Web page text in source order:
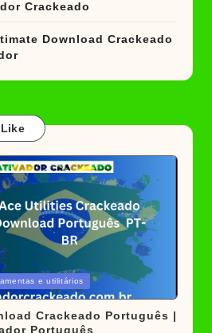
Crackeado
Download Crackeado
e utilitários
Crackeado Português |
Português